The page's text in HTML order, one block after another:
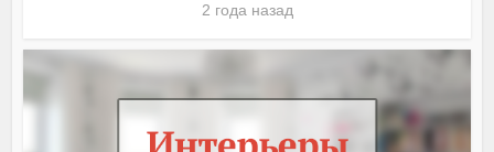
2 года назад